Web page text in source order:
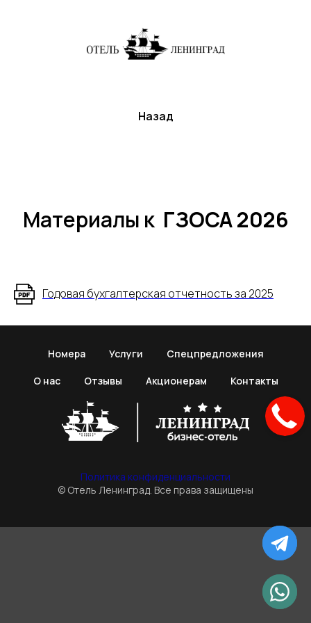
Назад
Материалы к ГЗОСА 2026
Годовая бухгалтерская отчетность за 2025
Номера Услуги Спецпредложения
О нас Отзывы Акционерам Контакты
Политика конфиденциальности
© Отель Ленинград. Все права защищены